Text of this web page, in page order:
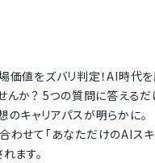
価値をズバリ判定！AI時代
んか？ 5つの質問に答えるだ
のキャリアパスが明らかに。
わせて「あなただけのAIスキ
ます。